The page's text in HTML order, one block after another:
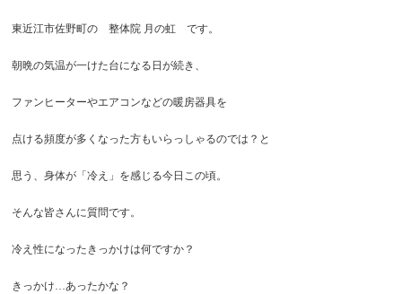
東近江市佐野町の 整体院 月の虹 です。
朝晩の気温が一けた台になる日が続き、
ファンヒーターやエアコンなどの暖房器具を
点ける頻度が多くなった方もいらっしゃるのでは？と
思う、身体が「冷え」を感じる今日この頃。
そんな皆さんに質問です。
冷え性になったきっかけは何ですか？
きっかけ…あったかな？